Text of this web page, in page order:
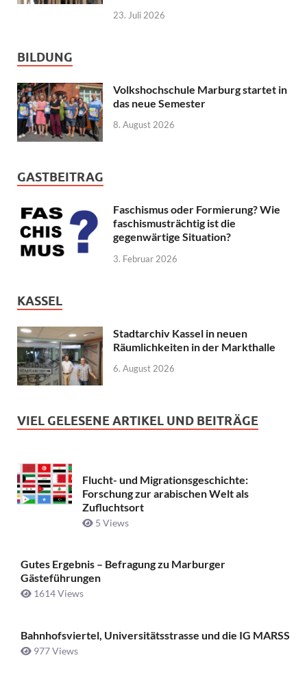
23. Juli 2026
BILDUNG
Volkshochschule Marburg startet in
das neue Semester
8. August 2026
GASTBEITRAG
Faschismus oder Formierung? Wie
faschismusträchtig ist die
gegenwärtige Situation?
3. Februar 2026
KASSEL
Stadtarchiv Kassel in neuen
Räumlichkeiten in der Markthalle
6. August 2026
VIEL GELESENE ARTIKEL UND BEITRÄGE
Flucht- und Migrationsgeschichte:
Forschung zur arabischen Welt als
Zufluchtsort
5 Views
Gutes Ergebnis – Befragung zu Marburger
Gästeführungen
1614 Views
Bahnhofsviertel, Universitätsstrasse und die IG MARSS
977 Views